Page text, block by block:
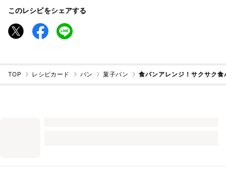
このレシピをシェアする
TOP レシピカード パン 菓子パン 食パンアレンジ！サクサク